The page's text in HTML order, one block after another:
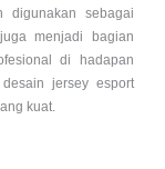
digunakan sebagai
menjadi bagian
di hadapan
jersey esport
kuat.